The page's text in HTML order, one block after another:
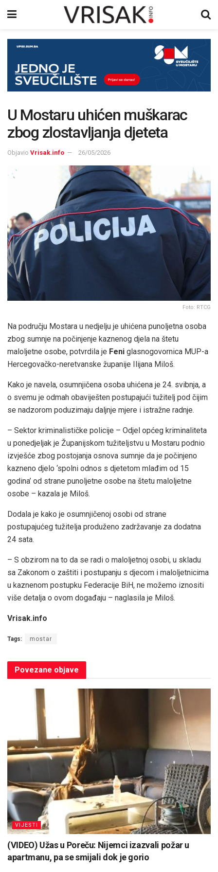
U Mostaru uhićen muškarac
zbog zlostavljanja djeteta
Objavio Vrisak.info 26/05/2026
Foto: RTCG
Na području Mostara u nedjelju je uhićena punoljetna osoba
zbog sumnje na počinjenje kaznenog djela na štetu
maloljetne osobe, potvrdila je Feni glasnogovornica MUP-a
Hercegovačko-neretvanske županije Ilijana Miloš.
Kako je navela, osumnjičena osoba uhićena je 24. svibnja, a
o svemu je odmah obaviješten postupajući tužitelj pod čijim
se nadzorom poduzimaju daljnje mjere i istražne radnje.
– Sektor kriminalističke policije – Odjel općeg kriminaliteta
u ponedjeljak je Županijskom tužiteljstvu u Mostaru podnio
izvješće zbog postojanja osnova sumnje da je počinjeno
kazneno djelo ‘spolni odnos s djetetom mlađim od 15
godina’ od strane punoljetne osobe na štetu maloljetne
osobe – kazala je Miloš.
Dodala je kako je osumnjičenoj osobi od strane
postupajućeg tužitelja produženo zadržavanje za dodatna
24 sata.
– S obzirom na to da se radi o maloljetnoj osobi, u skladu
sa Zakonom o zaštiti i postupanju s djecom i maloljetnicima
u kaznenom postupku Federacije BiH, ne možemo iznositi
više detalja o ovom događaju – naglasila je Miloš.
Vrisak.info
Tags: mostar
Povezane objave
VIJESTI
(VIDEO) Užas u Poreču: Nijemci izazvali požar u
apartmanu, pa se smijali dok je gorio